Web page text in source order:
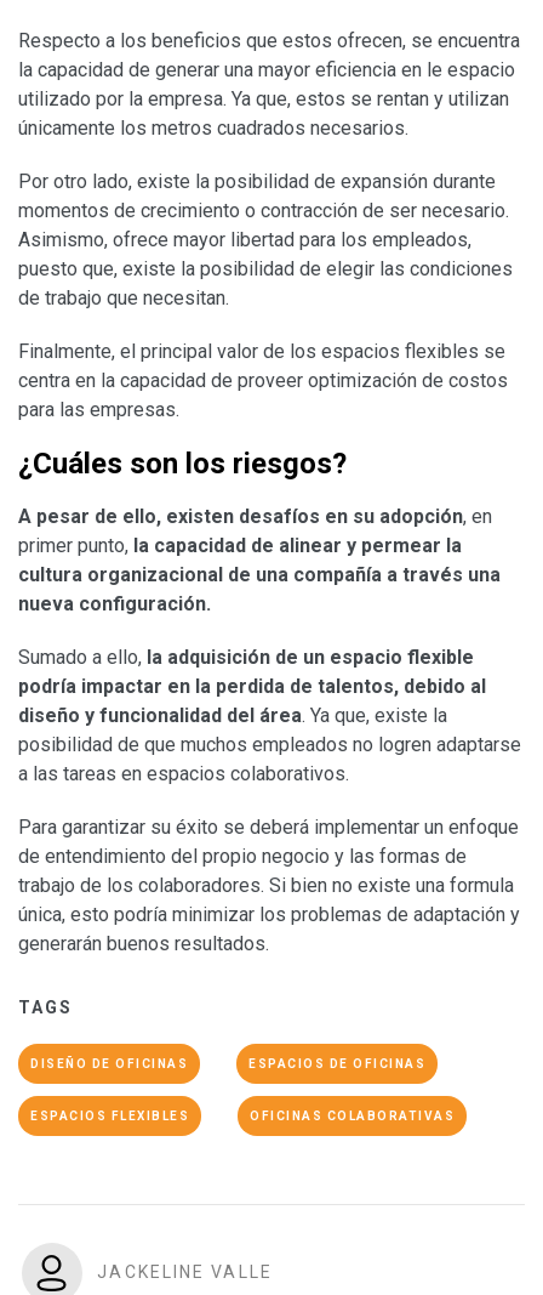
Respecto a los beneficios que estos ofrecen, se encuentra
la capacidad de generar una mayor eficiencia en le espacio
utilizado por la empresa. Ya que, estos se rentan y utilizan
únicamente los metros cuadrados necesarios.
Por otro lado, existe la posibilidad de expansión durante
momentos de crecimiento o contracción de ser necesario.
Asimismo, ofrece mayor libertad para los empleados,
puesto que, existe la posibilidad de elegir las condiciones
de trabajo que necesitan.
Finalmente, el principal valor de los espacios flexibles se
centra en la capacidad de proveer optimización de costos
para las empresas.
¿Cuáles son los riesgos?
A pesar de ello, existen desafíos en su adopción, en
primer punto, la capacidad de alinear y permear la
cultura organizacional de una compañía a través una
nueva configuración.
Sumado a ello, la adquisición de un espacio flexible
podría impactar en la perdida de talentos, debido al
diseño y funcionalidad del área. Ya que, existe la
posibilidad de que muchos empleados no logren adaptarse
a las tareas en espacios colaborativos.
Para garantizar su éxito se deberá implementar un enfoque
de entendimiento del propio negocio y las formas de
trabajo de los colaboradores. Si bien no existe una formula
única, esto podría minimizar los problemas de adaptación y
generarán buenos resultados.
TAGS
DISEÑO DE OFICINAS ESPACIOS DE OFICINAS
ESPACIOS FLEXIBLES OFICINAS COLABORATIVAS
JACKELINE VALLE